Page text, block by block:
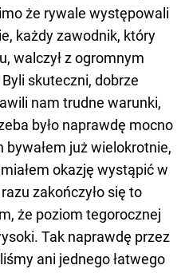
że rywale występowali
każdy zawodnik, który
walczył z ogromnym
skuteczni, dobrze
nam trudne warunki,
było naprawdę mocno
bywałem już wielokrotnie,
okazję wystąpić w
zakończyło się to
że poziom tegorocznej
Tak naprawdę przez
ani jednego łatwego